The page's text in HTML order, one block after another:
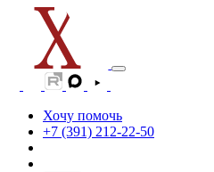
Хочу помочь
+7 (391) 212-22-50